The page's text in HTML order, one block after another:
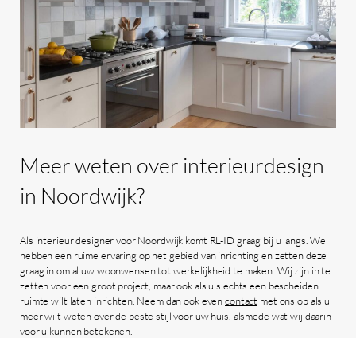
Meerweten over interieurdesign
in Noordwijk?
Als interieur designer voor Noordwijk komt RL-ID graag bij u langs. We
hebben een ruime ervaring op het gebied van inrichting en zetten deze
graag in om al uw woonwensen tot werkelijkheid te maken. Wij zijn in te
zetten voor een groot project, maar ook als u slechts een bescheiden
ruimte wilt laten inrichten. Neem dan ook evencontact met ons op als u
meer wilt weten over de beste stijl voor uw huis, alsmede wat wij daarin
voor u kunnen betekenen.